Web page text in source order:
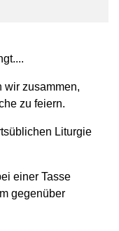
wir zusammen,
zu feiern.
Liturgie
einer Tasse
gegenüber